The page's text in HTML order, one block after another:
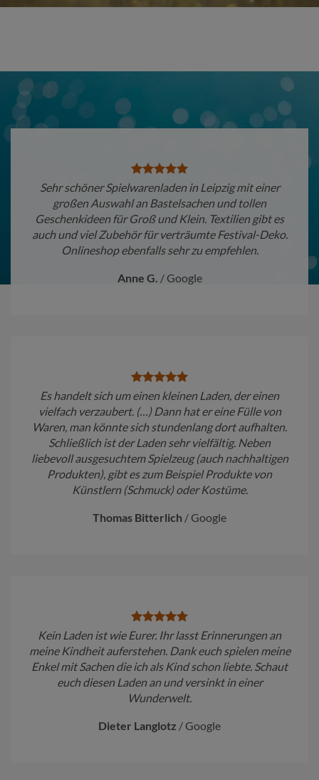
Sehr schöner Spielwarenladen in Leipzig mit einer
großen Auswahl an Bastelsachen und tollen
Geschenkideen für Groß und Klein. Textilien gibt es
auch und viel Zubehör für verträumte Festival-Deko.
Onlineshop ebenfalls sehr zu empfehlen.
Anne G. / Google
Es handelt sich um einen kleinen Laden, der einen
vielfach verzaubert. (…) Dann hat er eine Fülle von
Waren, man könnte sich stundenlang dort aufhalten.
Schließlich ist der Laden sehr vielfältig. Neben
liebevoll ausgesuchtem Spielzeug (auch nachhaltigen
Produkten), gibt es zum Beispiel Produkte von
Künstlern (Schmuck) oder Kostüme.
Thomas Bitterlich / Google
Kein Laden ist wie Eurer. Ihr lasst Erinnerungen an
meine Kindheit auferstehen. Dank euch spielen meine
Enkel mit Sachen die ich als Kind schon liebte. Schaut
euch diesen Laden an und versinkt in einer
Wunderwelt.
Dieter Langlotz / Google